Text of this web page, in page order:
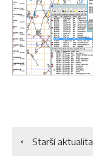
Starší aktualita